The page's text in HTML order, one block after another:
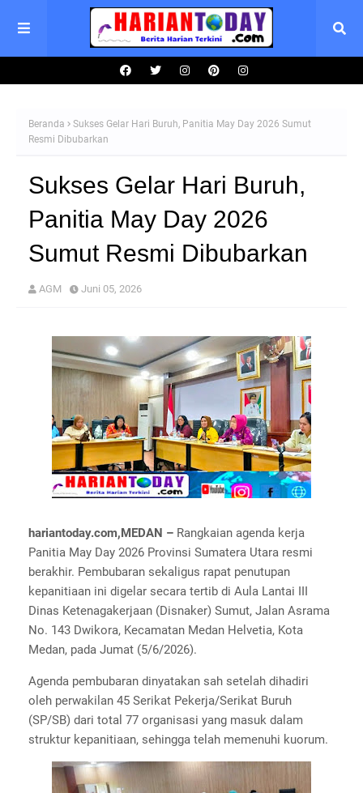
Beranda
Sukses Gelar Hari Buruh, Panitia May Day 2026 Sumut
Resmi Dibubarkan
Sukses Gelar Hari Buruh,
Panitia May Day 2026
Sumut Resmi Dibubarkan
AGM Juni 05, 2026
hariantoday.com,MEDAN – Rangkaian agenda kerja
Panitia May Day 2026 Provinsi Sumatera Utara resmi
berakhir. Pembubaran sekaligus rapat penutupan
kepanitiaan ini digelar secara tertib di Aula Lantai III
Dinas Ketenagakerjaan (Disnaker) Sumut, Jalan Asrama
No. 143 Dwikora, Kecamatan Medan Helvetia, Kota
Medan, pada Jumat (5/6/2026).
Agenda pembubaran dinyatakan sah setelah dihadiri
oleh perwakilan 45 Serikat Pekerja/Serikat Buruh
(SP/SB) dari total 77 organisasi yang masuk dalam
struktur kepanitiaan, sehingga telah memenuhi kuorum.